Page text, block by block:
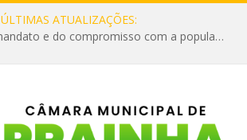
ÚLTIMAS ATUALIZAÇÕES:
Um símbolo do mandato e do compromisso com a população